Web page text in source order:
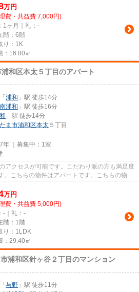
万円
費・共益費 7,000円)
1ヶ月｜礼：-
階：6階
り：1K
：16.80㎡
和区本太５丁目のアパート
「 浦和 」駅 徒歩14分
南浦和 」駅 徒歩16分
」駅 徒歩14分
ま市浦和区本太 ５丁目
｜募集中： 1室
アクセスが可能です。こだわり派の方も満足度
。こちらの物件はアパートです。こちらの物件
万円
費・共益費 5,000円)
-｜礼：-
階：1階
り：1LDK
：29.40㎡
浦和区針ヶ谷２丁目のマンション
「 与野 」駅 徒歩11分